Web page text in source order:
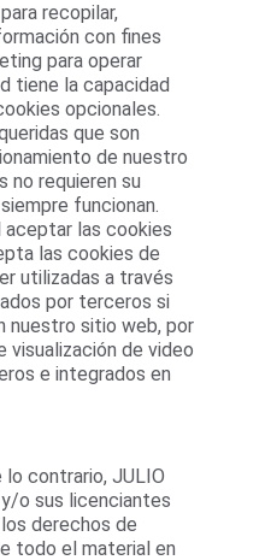
recopilar,
con fines
para operar
tiene la capacidad
opcionales.
que son
de nuestro
no requieren su
funcionan.
aceptar las cookies
las cookies de
utilizadas a través
por terceros si
nuestro sitio web, por
visualización de video
e integrados en
lo contrario, JULIO
y/o sus licenciantes
derechos de
todo el material en